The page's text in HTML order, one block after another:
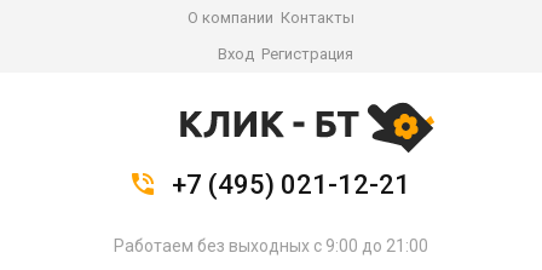
О компании Контакты
Вход Регистрация
+7 (495) 021-12-21
Работаем без выходных с 9:00 до 21:00